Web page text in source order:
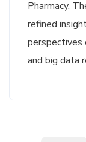
Pharmacy,
refined
perspectives
and big data